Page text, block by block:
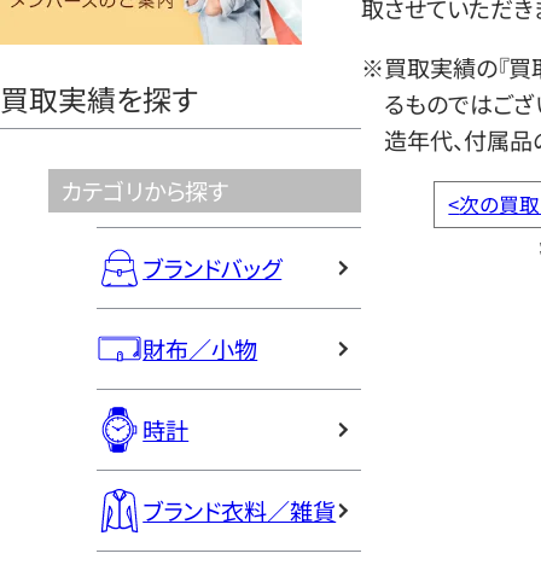
買取実績を探す
カテゴリから探す
ブランドバッグ
財布／小物
時計
ブランド衣料／雑貨
取させていただき
※買取実績の『買
るものではござ
造年代、付属品
<次の買